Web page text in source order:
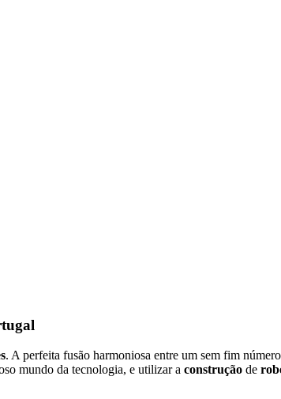
. A perfeita fusão harmoniosa entre um sem fim
mundo da tecnologia, e utilizar a construção de